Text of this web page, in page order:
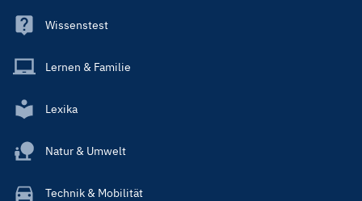
Wissenstest
Lernen & Familie
Lexika
Natur & Umwelt
Technik & Mobilität